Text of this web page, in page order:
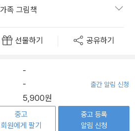
가족 그림책
선물하기 공유하기
-
- 출간 알림 신청
5,900원
중고
회원에게 팔기
중고 등록
알림 신청